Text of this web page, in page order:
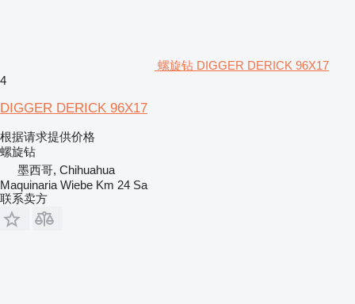
螺旋钻 DIGGER DERICK 96X17
4
DIGGER DERICK 96X17
根据请求提供价格
螺旋钻
墨西哥, Chihuahua
Maquinaria Wiebe Km 24 Sa
联系卖方